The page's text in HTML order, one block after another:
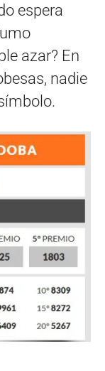
espera
azar? En
nadie